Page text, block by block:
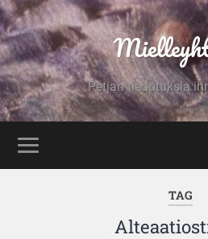
Petjan tiedotuksia
TAG